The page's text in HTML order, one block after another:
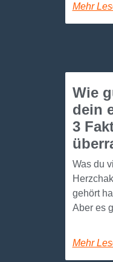
Mehr
Wie
dein
3
Was du
gehört
Aber es
Mehr